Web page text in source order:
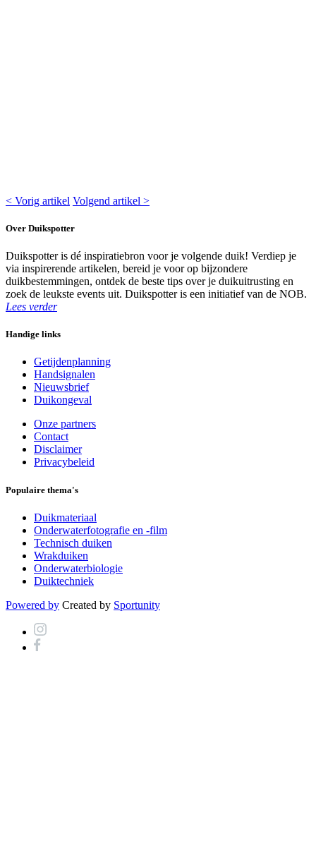
< Vorig artikel Volgend artikel >
Over Duikspotter
Duikspotter is dé inspiratiebron voor je volgende duik! Verdiep je
via inspirerende artikelen, bereid je voor op bijzondere
duikbestemmingen, ontdek de beste tips over je duikuitrusting en
zoek de leukste events uit. Duikspotter is een initiatief van de NOB.
Lees verder
Handige links
Getijdenplanning
Handsignalen
Nieuwsbrief
Duikongeval
Onze partners
Contact
Disclaimer
Privacybeleid
Populaire thema's
Duikmateriaal
Onderwaterfotografie en -film
Technisch duiken
Wrakduiken
Onderwaterbiologie
Duiktechniek
Powered by Created by Sportunity